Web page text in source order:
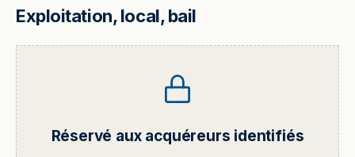
Exploitation, local, bail
Réservé aux acquéreurs identifiés